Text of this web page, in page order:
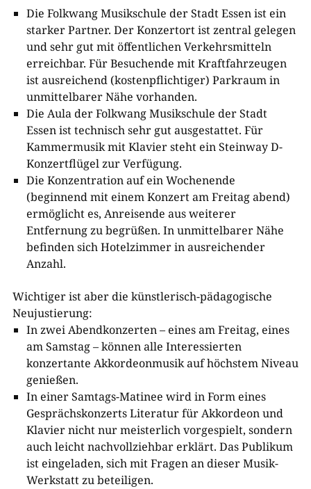
Die Folkwang Musikschule der Stadt Essen ist ein
starker Partner. Der Konzertort ist zentral gelegen
und sehr gut mit öffentlichen Verkehrsmitteln
erreichbar. Für Besuchende mit Kraftfahrzeugen
ist ausreichend (kostenpflichtiger) Parkraum in
unmittelbarer Nähe vorhanden.
Die Aula der Folkwang Musikschule der Stadt
Essen ist technisch sehr gut ausgestattet. Für
Kammermusik mit Klavier steht ein Steinway D-
Konzertflügel zur Verfügung.
Die Konzentration auf ein Wochenende
(beginnend mit einem Konzert am Freitag abend)
ermöglicht es, Anreisende aus weiterer
Entfernung zu begrüßen. In unmittelbarer Nähe
befinden sich Hotelzimmer in ausreichender
Anzahl.
Wichtiger ist aber die künstlerisch-pädagogische
Neujustierung:
In zwei Abendkonzerten – eines am Freitag, eines
am Samstag – können alle Interessierten
konzertante Akkordeonmusik auf höchstem Niveau
genießen.
In einer Samtags-Matinee wird in Form eines
Gesprächskonzerts Literatur für Akkordeon und
Klavier nicht nur meisterlich vorgespielt, sondern
auch leicht nachvollziehbar erklärt. Das Publikum
ist eingeladen, sich mit Fragen an dieser Musik-
Werkstatt zu beteiligen.